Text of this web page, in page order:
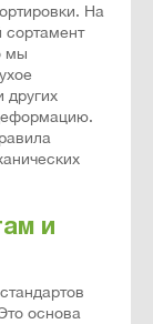
На
сортамент
мы
других
и
основа